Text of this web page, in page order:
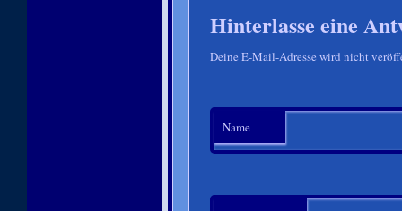
Hinterlasse eine
Deine E-Mail-Adresse wird nicht
Name